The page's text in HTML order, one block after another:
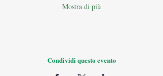
Mostra di più
Condividi questo evento